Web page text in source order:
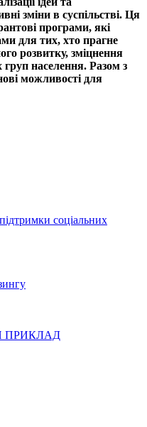
зміни в суспільстві. Ця
програми, які
для тих, хто прагне
розвитку, зміцнення
груп населення. Разом з
можливості для
соціальних
ПРИКЛАД